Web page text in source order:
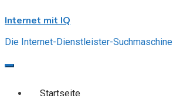
to
Internet mit IQ
Die Internet-Dienstleister-Suchmaschine
Startseite